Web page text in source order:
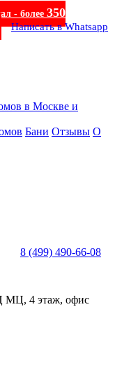
- более 350
Написать в Whatsapp
Бани Отзывы О
8 (499) 490-66-08
МЦ, 4 этаж, офис